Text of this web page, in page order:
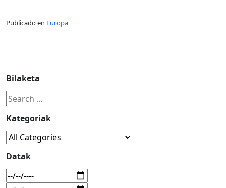
Publicado en Europa
Bilaketa
Kategoriak
Datak